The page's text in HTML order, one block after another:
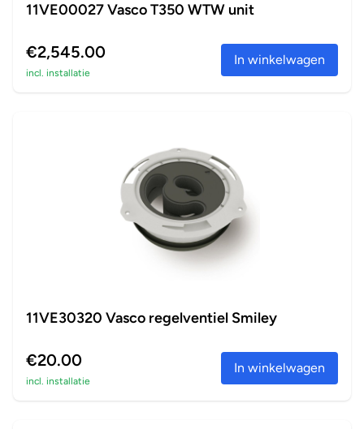
11VE00027 Vasco T350 WTW unit
€2,545.00
incl. installatie
In winkelwagen
11VE30320 Vasco regelventiel Smiley
€20.00
incl. installatie
In winkelwagen